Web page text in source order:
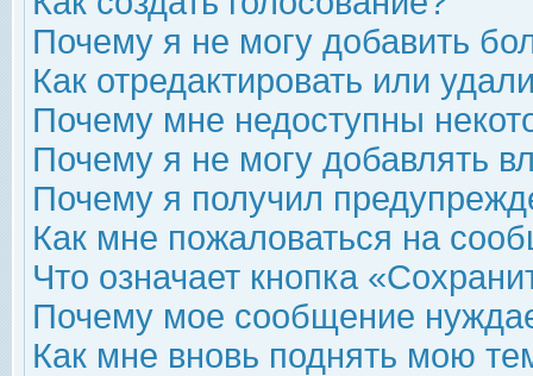
Почему я не могу добавить
Как отредактировать или
Почему мне недоступны
Почему я не могу добавлять
Почему я получил
Как мне пожаловаться на
Что означает кнопка
Почему мое сообщение
Как мне вновь поднять мою